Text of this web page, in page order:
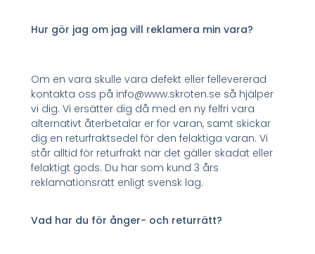
Hur gör jag om jag vill reklamera min vara?
Om en vara skulle vara defekt eller fellevererad
kontakta oss på info@www.skroten.se så hjälper
vi dig. Vi ersätter dig då med en ny felfri vara
alternativt återbetalar er för varan, samt skickar
dig en returfraktsedel för den felaktiga varan. Vi
står alltid för returfrakt när det gäller skadat eller
felaktigt gods. Du har som kund 3 års
reklamationsrätt enligt svensk lag.
Vad har du för ånger- och returrätt?